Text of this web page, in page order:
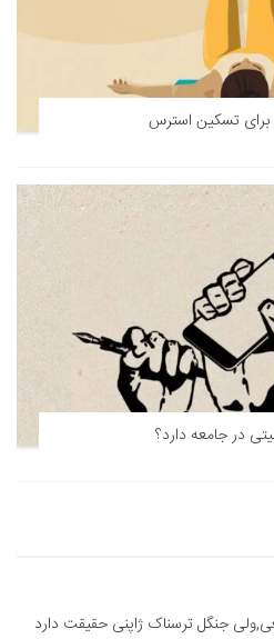
در جامعه دارد؟
جنگل ترسناک ژاپنی حقیقت دارد